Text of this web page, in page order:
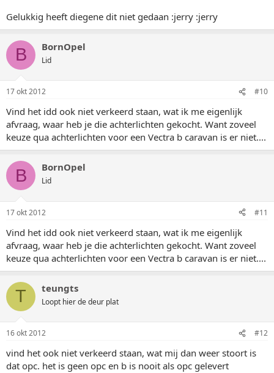
Gelukkig heeft diegene dit niet gedaan :jerry :jerry
B BornOpel
Lid
17 okt 2012 #10
Vind het idd ook niet verkeerd staan, wat ik me eigenlijk
afvraag, waar heb je die achterlichten gekocht. Want zoveel
keuze qua achterlichten voor een Vectra b caravan is er niet....
B BornOpel
Lid
17 okt 2012 #11
Vind het idd ook niet verkeerd staan, wat ik me eigenlijk
afvraag, waar heb je die achterlichten gekocht. Want zoveel
keuze qua achterlichten voor een Vectra b caravan is er niet....
T teungts
Loopt hier de deur plat
16 okt 2012 #12
vind het ook niet verkeerd staan, wat mij dan weer stoort is
dat opc. het is geen opc en b is nooit als opc gelevert